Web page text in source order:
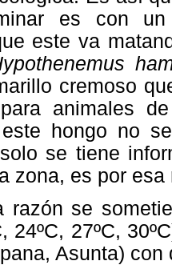
es con
este va
cremoso
animales
este hongo no
se tiene
zona, es por
razón se
24ºC, 27ºC,
Asunta)